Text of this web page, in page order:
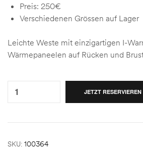
Preis: 250€
Verschiedenen Grössen auf Lager
Leichte Weste mit einzigartigen I-
Wärmepaneelen auf Rücken und
JETZT RESERVIEREN
SKU: 100364